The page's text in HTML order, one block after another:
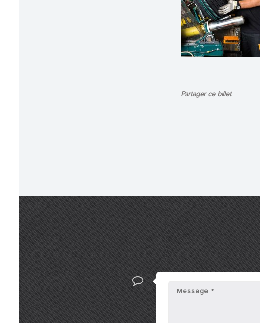
Partager ce billet